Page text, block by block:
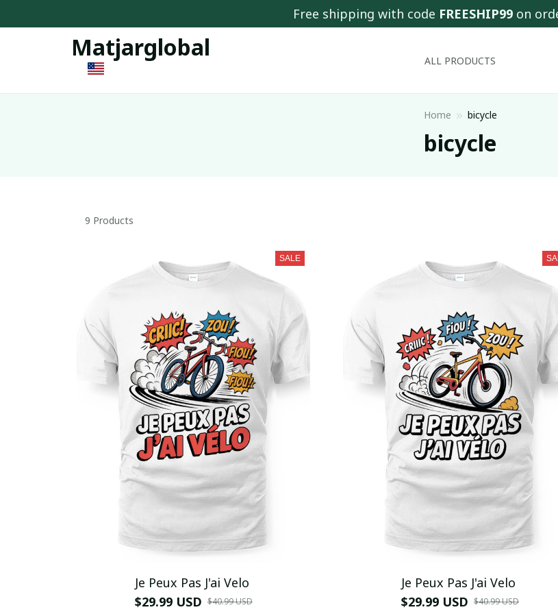
Free shipping with code FREESHIP99 on
Matjarglobal ALL PRODUCTS
Home bicycle
bicycle
9 Products
SALE
Je Peux Pas J'ai Velo
$29.99 USD $40.99 USD
Je Peux Pas J'ai Velo
$29.99 USD $40.99 USD